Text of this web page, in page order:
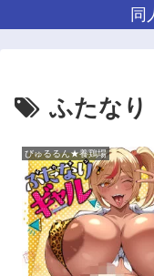
同
ふたなり
びゅるるん★養鶏場